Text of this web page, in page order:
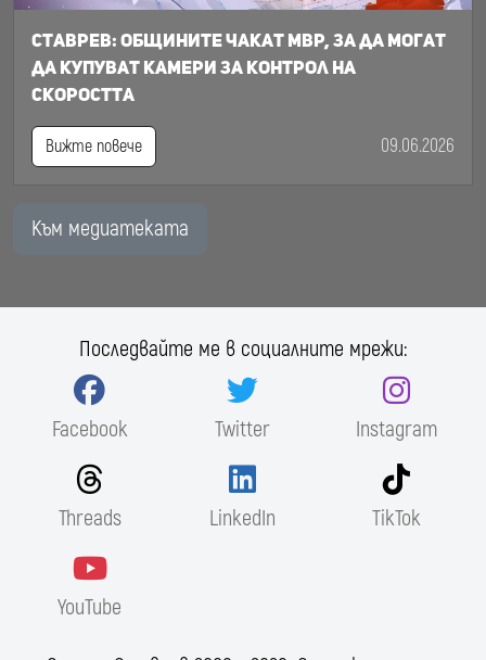
Ставрев: общините чакат МВР, за да могат
да купуват камери за контрол на
скоростта
Вижте повече 09.06.2026
Към медиатеката
Последвайте ме в социалните мрежи:
Facebook Twitter Instagram
Threads LinkedIn TikTok
YouTube